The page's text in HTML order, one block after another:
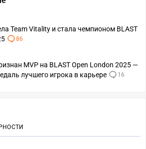
Team Vitality и стала чемпионом BLAST
86
MVP на BLAST Open London 2025 —
лучшего игрока в карьере
16